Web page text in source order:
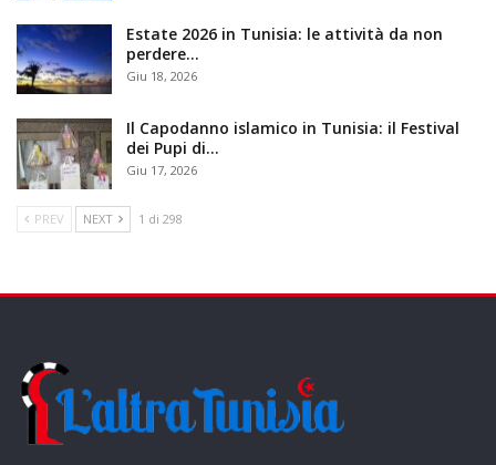
Estate 2026 in Tunisia: le attività da non
perdere…
Giu 18, 2026
Il Capodanno islamico in Tunisia: il Festival
dei Pupi di…
Giu 17, 2026
PREV NEXT 1 di 298